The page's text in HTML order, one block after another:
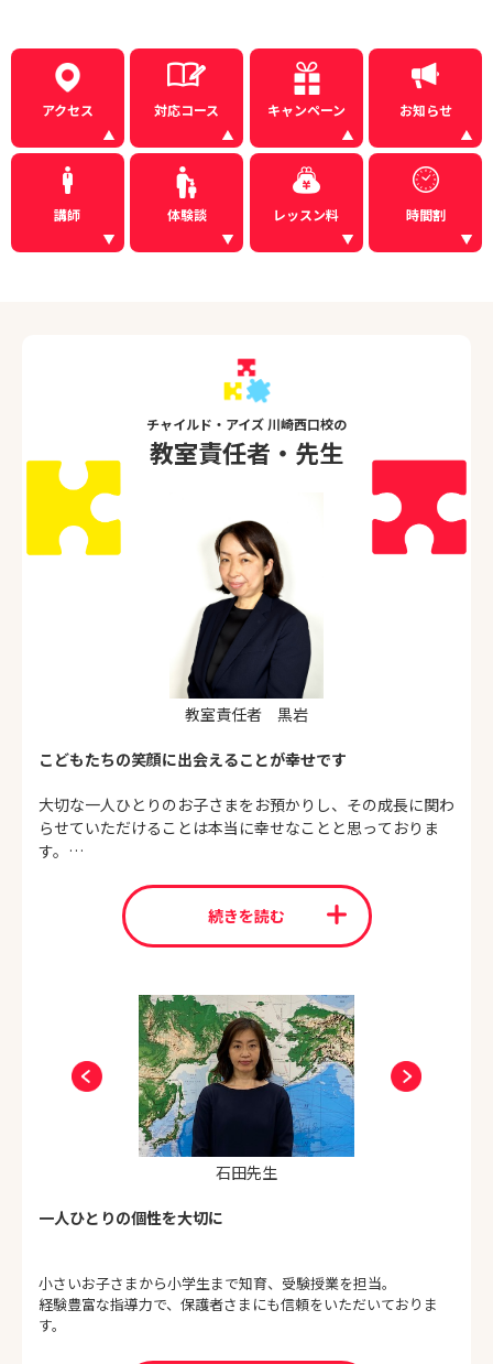
アクセス 対応コース キャンペーン お知らせ
講師 体験談 レッスン料 時間割
チャイルド・アイズ 川崎西口校の
教室責任者・先生
教室責任者 黒岩
こどもたちの笑顔に出会えることが幸せです
大切な一人ひとりのお子さまをお預かりし、その成長に関わ
らせていただけることは本当に幸せなことと思っておりま
す。
たくさんの成功体験をすることで、お子さまがのびのびと自
己表現すること、一人ひとりの学びの姿勢を健やかに育むこ
とはお子さまの可能性を広げていきます。
チャイルド・アイズ川崎西口校では、ご家庭の教育方針や目
標を丁寧に聞き取り、お子さまと真撃に向かい合うことを大
切にしております。教室ですごした時間が少しでもお子さま
の成長のお役に立つようスタッフ一同努めて参ります。ぜひ
一度教室へ遊びに来て下さい。
続きを読む
石田先生
一人ひとりの個性を大切に
小さいお子さまから小学生まで知育、受験授業を担当。
経験豊富な指導力で、保護者さまにも信頼をいただいておりま
す。